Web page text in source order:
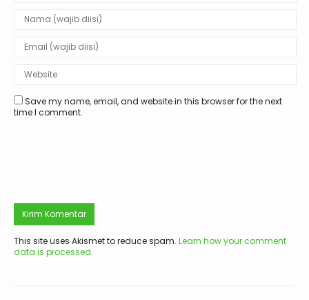
Save my name, email, and website in this browser for the next
time I comment.
This site uses Akismet to reduce spam. Learn how your comment
data is processed.